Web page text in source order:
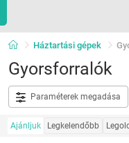
Háztartási gépek
Gyorsforralók
Paraméterek megadása
Ajánljuk Legkelendőbb